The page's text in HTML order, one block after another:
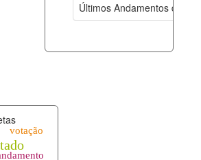
Últimos Andamentos de
06-08-
06-08-